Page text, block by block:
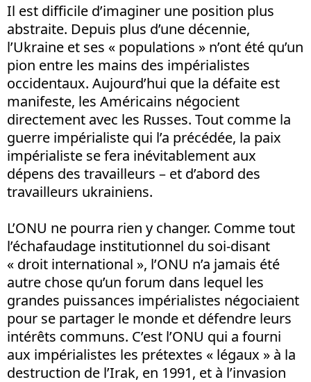
Il est difficile d’imaginer une position plus
abstraite. Depuis plus d’une décennie,
l’Ukraine et ses « populations » n’ont été qu’un
pion entre les mains des impérialistes
occidentaux. Aujourd’hui que la défaite est
manifeste, les Américains négocient
directement avec les Russes. Tout comme la
guerre impérialiste qui l’a précédée, la paix
impérialiste se fera inévitablement aux
dépens des travailleurs – et d’abord des
travailleurs ukrainiens.
L’ONU ne pourra rien y changer. Comme tout
l’échafaudage institutionnel du soi-disant
« droit international », l’ONU n’a jamais été
autre chose qu’un forum dans lequel les
grandes puissances impérialistes négociaient
pour se partager le monde et défendre leurs
intérêts communs. C’est l’ONU qui a fourni
aux impérialistes les prétextes « légaux » à la
destruction de l’Irak, en 1991, et à l’invasion